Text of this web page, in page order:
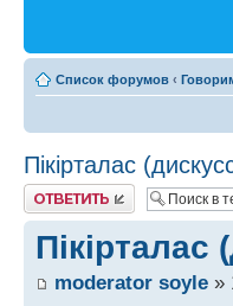
Список форумов ‹
Пікірталас
Ответить
Пікірталас
moderator soyle »